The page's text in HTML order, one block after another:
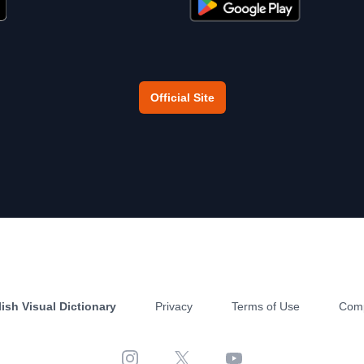
Official Site
Visual Dictionary Privacy Terms of Use
Instagram X YouTube